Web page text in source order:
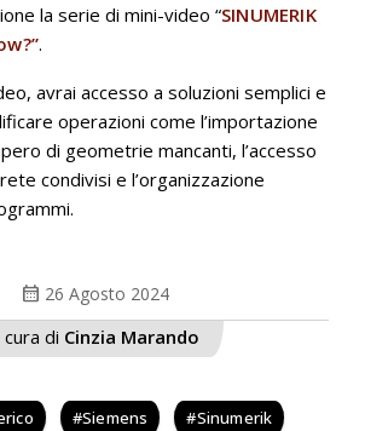
la serie di mini-video “SINUMERIK
.
avrai accesso a soluzioni semplici e
operazioni come l’importazione
di geometrie mancanti, l’accesso
condivisi e l’organizzazione
calendar_month 26 Agosto 2024
cura di Cinzia Marando
Siemens Sinumerik